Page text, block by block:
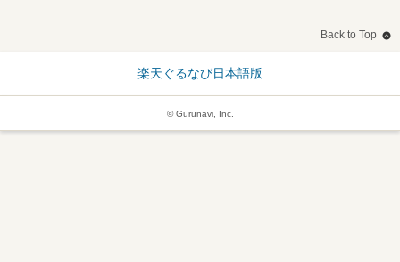
Back to Top
楽天ぐるなび日本語版
© Gurunavi, Inc.